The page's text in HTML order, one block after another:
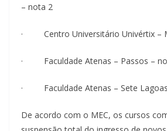
– nota 2
· Centro Universitário Univértix –
· Faculdade Atenas – Passos –
· Faculdade Atenas – Sete
De acordo com o MEC, os cursos